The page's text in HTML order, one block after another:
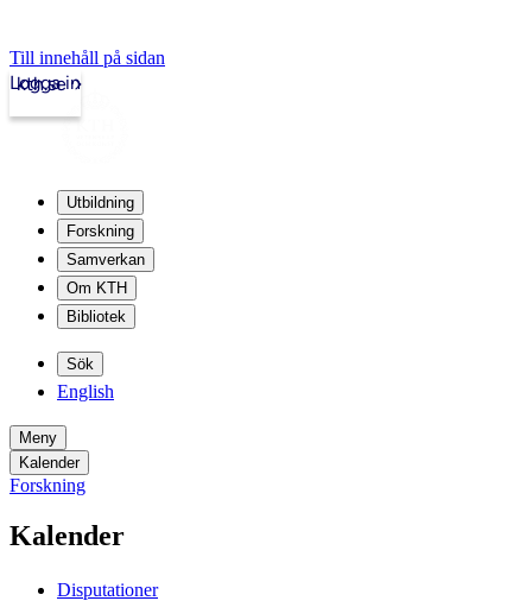
Till innehåll på sidan
kth.se
Logga in
Utbildning
Forskning
Samverkan
Om KTH
Bibliotek
Sök
English
Meny
Kalender
Forskning
Kalender
Disputationer